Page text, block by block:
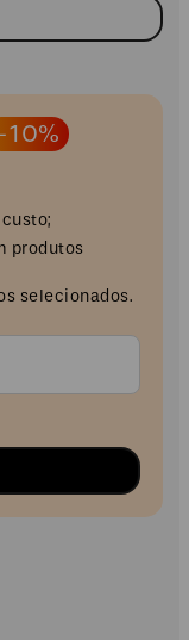
produtos
selecionados.